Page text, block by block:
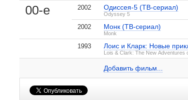
00-е 2002 Одиссея-5 (ТВ-сериал)
Odyssey 5
2002 Монк (ТВ-сериал)
Monk
1993 Лоис и Кларк: Новые
Lois & Clark: The New Adventures
Добавить фильм...
Рэндалл Циск на IMDB.com
, поделитесь своим мнением